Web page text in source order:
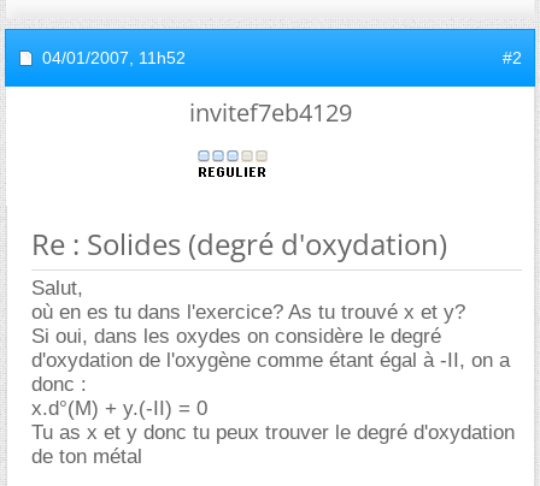
04/01/2007, 11h52 #2
invitef7eb4129
Re : Solides (degré d'oxydation)
Salut,
où en es tu dans l'exercice? As tu trouvé x et y?
Si oui, dans les oxydes on considère le degré
d'oxydation de l'oxygène comme étant égal à -II, on a
donc :
x.d°(M) + y.(-II) = 0
Tu as x et y donc tu peux trouver le degré d'oxydation
de ton métal